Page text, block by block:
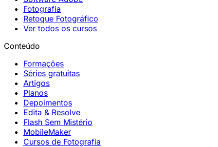
Fotografia
Retoque Fotográfico
Ver todos os cursos
Conteúdo
Formações
Séries gratuitas
Artigos
Planos
Depoimentos
Edita & Resolve
Flash Sem Mistério
MobileMaker
Cursos de Fotografia